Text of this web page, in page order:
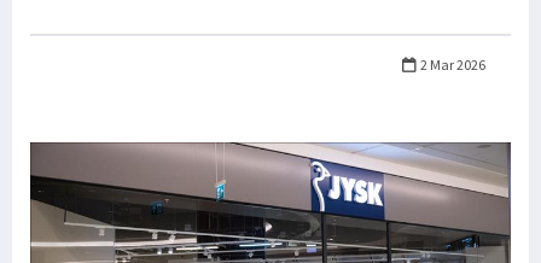
2 Mar 2026